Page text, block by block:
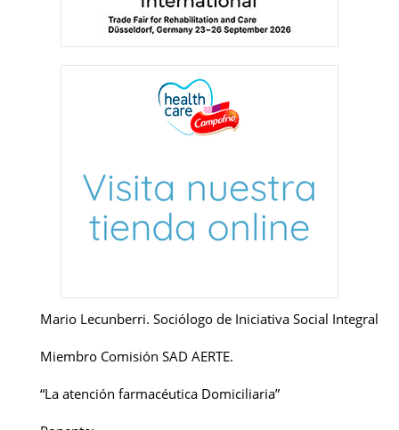
Mario Lecunberri. Sociólogo de Iniciativa Social Integral
Miembro Comisión SAD AERTE.
“La atención farmacéutica Domiciliaria”